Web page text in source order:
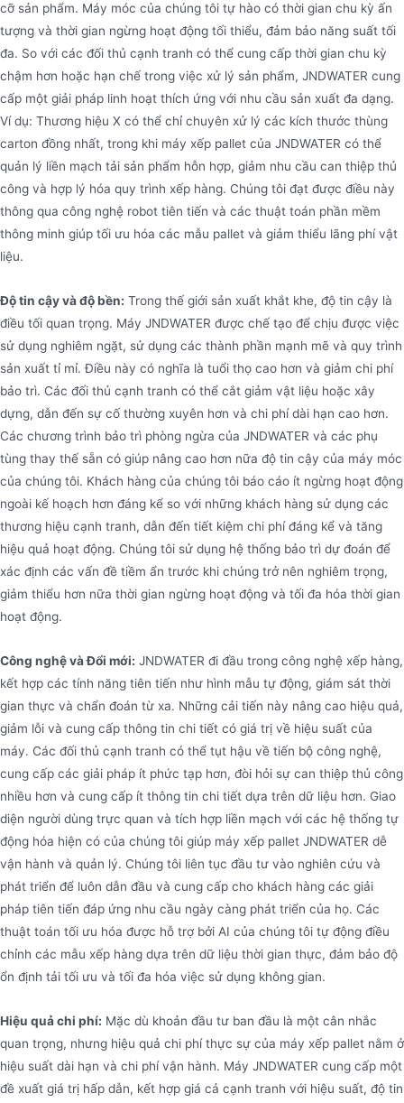
túi, chai, v.v. Nó được sử dụng rộng rãi trong thực
phẩm, đồ uống, hóa chất, vật liệu xây dựng và các
ngành công nghiệp khác.
cỡ sản phẩm. Máy móc của chúng tôi tự hào có thời gian chu kỳ ấn
tượng và thời gian ngừng hoạt động tối thiểu, đảm bảo năng suất tối
đa. So với các đối thủ cạnh tranh có thể cung cấp thời gian chu kỳ
chậm hơn hoặc hạn chế trong việc xử lý sản phẩm, JNDWATER cung
cấp một giải pháp linh hoạt thích ứng với nhu cầu sản xuất đa dạng.
Ví dụ: Thương hiệu X có thể chỉ chuyên xử lý các kích thước thùng
carton đồng nhất, trong khi máy xếp pallet của JNDWATER có thể
quản lý liền mạch tải sản phẩm hỗn hợp, giảm nhu cầu can thiệp thủ
công và hợp lý hóa quy trình xếp hàng. Chúng tôi đạt được điều này
thông qua công nghệ robot tiên tiến và các thuật toán phần mềm
thông minh giúp tối ưu hóa các mẫu pallet và giảm thiểu lãng phí vật
liệu.
Độ tin cậy và độ bền: Trong thế giới sản xuất khắt khe, độ tin cậy là
điều tối quan trọng. Máy JNDWATER được chế tạo để chịu được việc
sử dụng nghiêm ngặt, sử dụng các thành phần mạnh mẽ và quy trình
sản xuất tỉ mỉ. Điều này có nghĩa là tuổi thọ cao hơn và giảm chi phí
bảo trì. Các đối thủ cạnh tranh có thể cắt giảm vật liệu hoặc xây
dựng, dẫn đến sự cố thường xuyên hơn và chi phí dài hạn cao hơn.
Các chương trình bảo trì phòng ngừa của JNDWATER và các phụ
tùng thay thế sẵn có giúp nâng cao hơn nữa độ tin cậy của máy móc
của chúng tôi. Khách hàng của chúng tôi báo cáo ít ngừng hoạt động
ngoài kế hoạch hơn đáng kể so với những khách hàng sử dụng các
thương hiệu cạnh tranh, dẫn đến tiết kiệm chi phí đáng kể và tăng
hiệu quả hoạt động. Chúng tôi sử dụng hệ thống bảo trì dự đoán để
xác định các vấn đề tiềm ẩn trước khi chúng trở nên nghiêm trọng,
giảm thiểu hơn nữa thời gian ngừng hoạt động và tối đa hóa thời gian
hoạt động.
Công nghệ và Đổi mới: JNDWATER đi đầu trong công nghệ xếp hàng,
kết hợp các tính năng tiên tiến như hình mẫu tự động, giám sát thời
gian thực và chẩn đoán từ xa. Những cải tiến này nâng cao hiệu quả,
giảm lỗi và cung cấp thông tin chi tiết có giá trị về hiệu suất của
máy. Các đối thủ cạnh tranh có thể tụt hậu về tiến bộ công nghệ,
cung cấp các giải pháp ít phức tạp hơn, đòi hỏi sự can thiệp thủ công
nhiều hơn và cung cấp ít thông tin chi tiết dựa trên dữ liệu hơn. Giao
diện người dùng trực quan và tích hợp liền mạch với các hệ thống tự
động hóa hiện có của chúng tôi giúp máy xếp pallet JNDWATER dễ
vận hành và quản lý. Chúng tôi liên tục đầu tư vào nghiên cứu và
phát triển để luôn dẫn đầu và cung cấp cho khách hàng các giải
pháp tiên tiến đáp ứng nhu cầu ngày càng phát triển của họ. Các
thuật toán tối ưu hóa được hỗ trợ bởi AI của chúng tôi tự động điều
chỉnh các mẫu xếp hàng dựa trên dữ liệu thời gian thực, đảm bảo độ
ổn định tải tối ưu và tối đa hóa việc sử dụng không gian.
Hiệu quả chi phí: Mặc dù khoản đầu tư ban đầu là một cân nhắc
quan trọng, nhưng hiệu quả chi phí thực sự của máy xếp pallet nằm ở
hiệu suất dài hạn và chi phí vận hành. Máy JNDWATER cung cấp một
đề xuất giá trị hấp dẫn, kết hợp giá cả cạnh tranh với hiệu suất, độ tin